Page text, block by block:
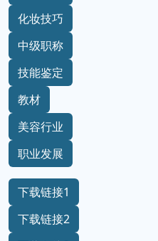
化妆技巧
中级职称
技能鉴定
教材
美容行业
职业发展
下载链接1
下载链接2